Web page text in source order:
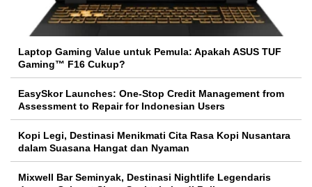
Laptop Gaming Value untuk Pemula: Apakah ASUS TUF
Gaming™ F16 Cukup?
EasySkor Launches: One-Stop Credit Management from
Assessment to Repair for Indonesian Users
Kopi Legi, Destinasi Menikmati Cita Rasa Kopi Nusantara
dalam Suasana Hangat dan Nyaman
Mixwell Bar Seminyak, Destinasi Nightlife Legendaris